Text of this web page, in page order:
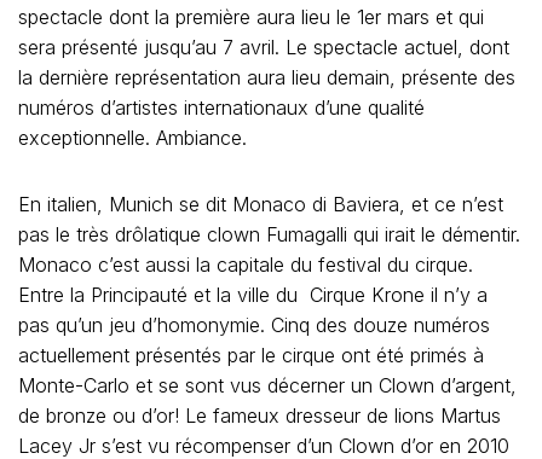
spectacle dont la première aura lieu le 1er mars et qui
sera présenté jusqu’au 7 avril. Le spectacle actuel, dont
la dernière représentation aura lieu demain, présente des
numéros d’artistes internationaux d’une qualité
exceptionnelle. Ambiance.
En italien, Munich se dit Monaco di Baviera, et ce n’est
pas le très drôlatique clown Fumagalli qui irait le démentir.
Monaco c’est aussi la capitale du festival du cirque.
Entre la Principauté et la ville du Cirque Krone il n’y a
pas qu’un jeu d’homonymie. Cinq des douze numéros
actuellement présentés par le cirque ont été primés à
Monte-Carlo et se sont vus décerner un Clown d’argent,
de bronze ou d’or! Le fameux dresseur de lions Martus
Lacey Jr s’est vu récompenser d’un Clown d’or en 2010